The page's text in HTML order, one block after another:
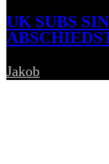
UK SUBS
Jakob